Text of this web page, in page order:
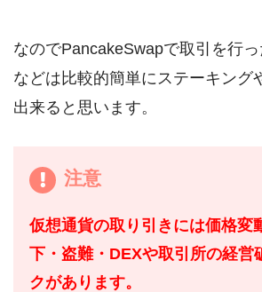
なのでPancakeSwapで取引を行
などは比較的簡単にステーキング
出来ると思います。
注意
仮想通貨の取り引きには価格変
下・盗難・DEXや取引所の経営
クがあります。